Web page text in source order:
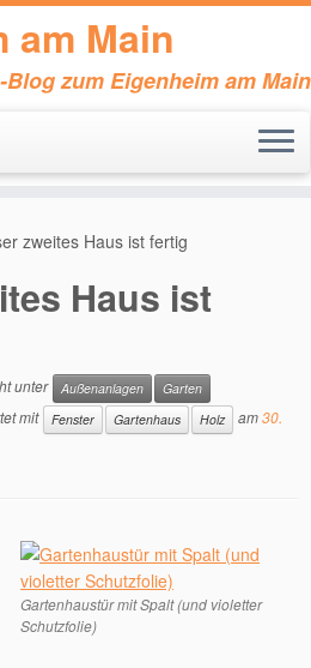
am Main
zum Eigenheim am Main
zweites Haus ist fertig
Haus ist
unter Außenanlagen
Garten
mit Fenster Gartenhaus Holz am30.
Gartenhaustür mit Spalt (und violetter
Schutzfolie)